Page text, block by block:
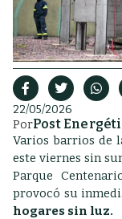
22/05/2026
PorPost
Varios barrios de
este viernes sin
Parque
provocó su
hogares sin luz.